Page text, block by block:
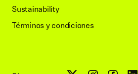
Sustainability
Términos y condiciones